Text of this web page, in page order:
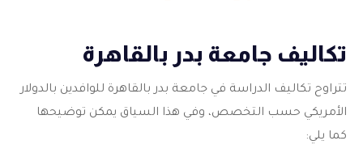
تكاليف جامعة بدر بالقاهرة
تتراوح تكاليف الدراسة في جامعة بدر بالقاهرة للوافدين بالدولار
الأمريكي حسب التخصص، وفي هذا السياق يمكن توضيحها
كما يلي: